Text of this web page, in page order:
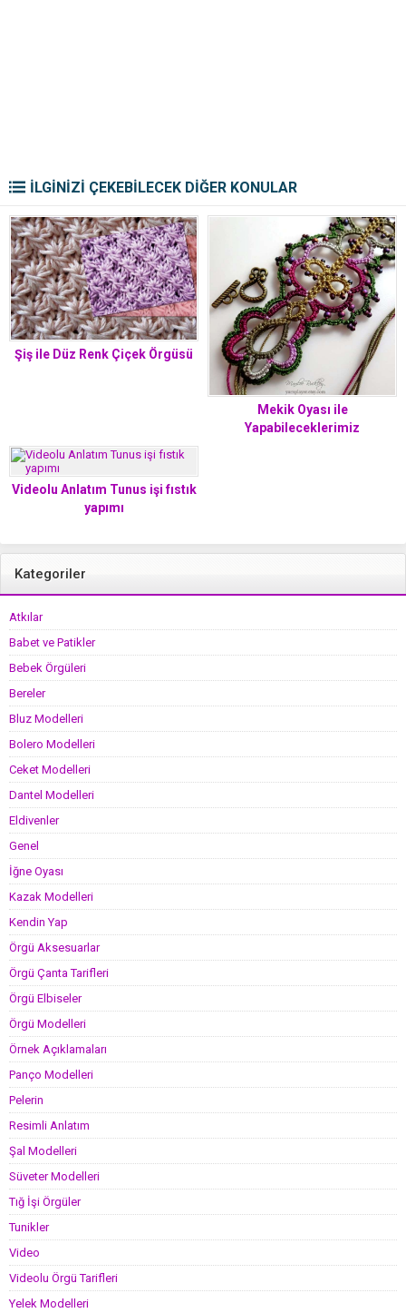
İLGİNİZİ ÇEKEBİLECEK DİĞER KONULAR
Şiş ile Düz Renk Çiçek Örgüsü
Mekik Oyası ile
Yapabileceklerimiz
Videolu Anlatım Tunus işi fıstık
yapımı
Kategoriler
Atkılar
Babet ve Patikler
Bebek Örgüleri
Bereler
Bluz Modelleri
Bolero Modelleri
Ceket Modelleri
Dantel Modelleri
Eldivenler
Genel
İğne Oyası
Kazak Modelleri
Kendin Yap
Örgü Aksesuarlar
Örgü Çanta Tarifleri
Örgü Elbiseler
Örgü Modelleri
Örnek Açıklamaları
Panço Modelleri
Pelerin
Resimli Anlatım
Şal Modelleri
Süveter Modelleri
Tığ İşi Örgüler
Tunikler
Video
Videolu Örgü Tarifleri
Yelek Modelleri